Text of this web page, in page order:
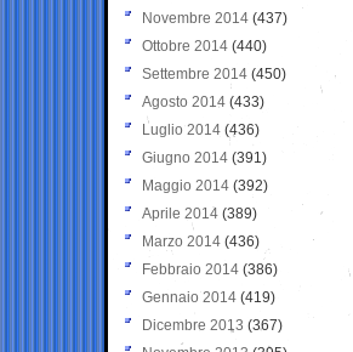
Novembre 2014 (437)
Ottobre 2014 (440)
Settembre 2014 (450)
Agosto 2014 (433)
Luglio 2014 (436)
Giugno 2014 (391)
Maggio 2014 (392)
Aprile 2014 (389)
Marzo 2014 (436)
Febbraio 2014 (386)
Gennaio 2014 (419)
Dicembre 2013 (367)